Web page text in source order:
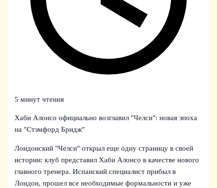
5 минут чтения
Хаби Алонсо официально возглавил "Челси": новая эпоха
на "Стэмфорд Бридж"
Лондонский "Челси" открыл еще одну страницу в своей
истории: клуб представил Хаби Алонсо в качестве нового
главного тренера. Испанский специалист прибыл в
Лондон, прошел все необходимые формальности и уже